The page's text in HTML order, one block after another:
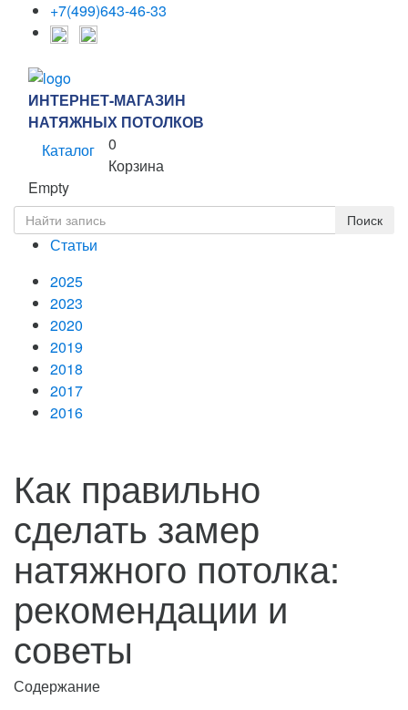
+7(499)643-46-33
ИНТЕРНЕТ-МАГАЗИН
НАТЯЖНЫХ ПОТОЛКОВ
Каталог
0
Корзина
Empty
Статьи
2025
2023
2020
2019
2018
2017
2016
Как правильно
сделать замер
натяжного потолка:
рекомендации и
советы
Содержание